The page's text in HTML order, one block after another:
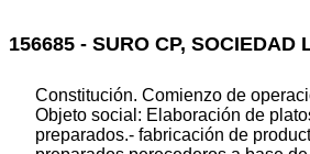
156685 - SURO CP, SOCIEDAD
Constitución. Comienzo de
Objeto social: Elaboración de
preparados.- fabricación de